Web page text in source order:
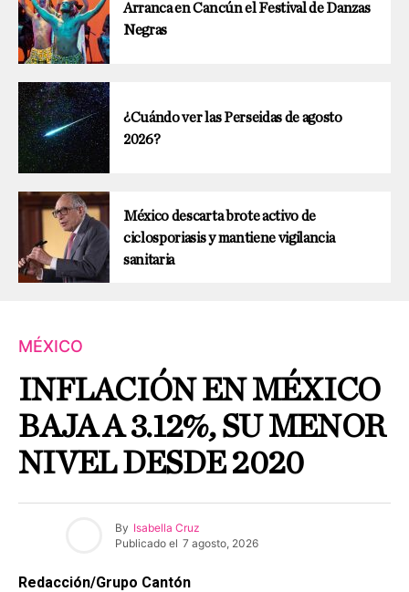
Arranca en Cancún el Festival de Danzas
Negras
¿Cuándo ver las Perseidas de agosto
2026?
México descarta brote activo de
ciclosporiasis y mantiene vigilancia
sanitaria
MÉXICO
INFLACIÓN EN MÉXICO
BAJA A 3.12%, SU MENOR
NIVEL DESDE 2020
By Isabella Cruz
Publicado el 7 agosto, 2026
Redacción/Grupo Cantón